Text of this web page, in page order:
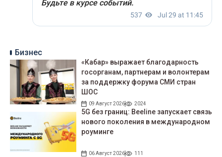
Бизнес
«Кабар» выражает благодарность
госорганам, партнерам и волонтерам
за поддержку форума СМИ стран
ШОС
09 Август 2026 2024
5G без границ: Beeline запускает связь
нового поколения в международном
роуминге
06 Август 2026 111